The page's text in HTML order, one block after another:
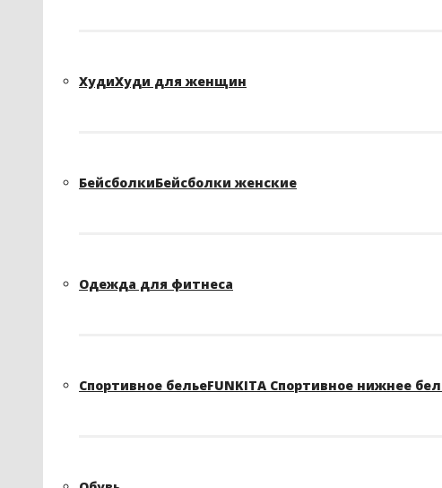
ХудиХуди для женщин
БейсболкиБейсболки женские
Одежда для фитнеса
Спортивное бельеFUNKITA Спортивное нижнее